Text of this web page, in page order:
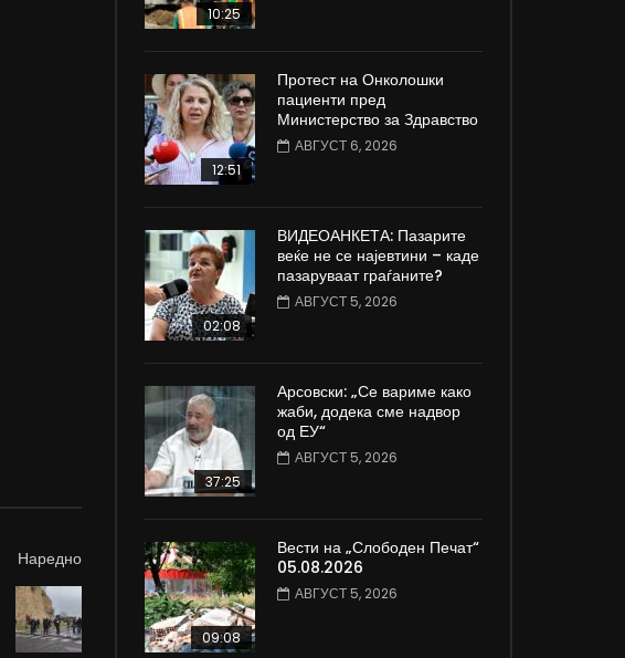
Наредно
10:25
12:51
Протест на Онколошки
пациенти пред
Министерство за Здравство
АВГУСТ 6, 2026
02:08
ВИДЕОАНКЕТА: Пазарите
веќе не се најевтини – каде
пазаруваат граѓаните?
АВГУСТ 5, 2026
37:25
Арсовски: „Се вариме како
жаби, додека сме надвор
од ЕУ“
АВГУСТ 5, 2026
09:08
Вести на „Слободен Печат“
05.08.2026
АВГУСТ 5, 2026